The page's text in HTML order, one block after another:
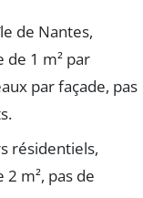
de Nantes,
de 1 m² par
par façade, pas
résidentiels,
m², pas de